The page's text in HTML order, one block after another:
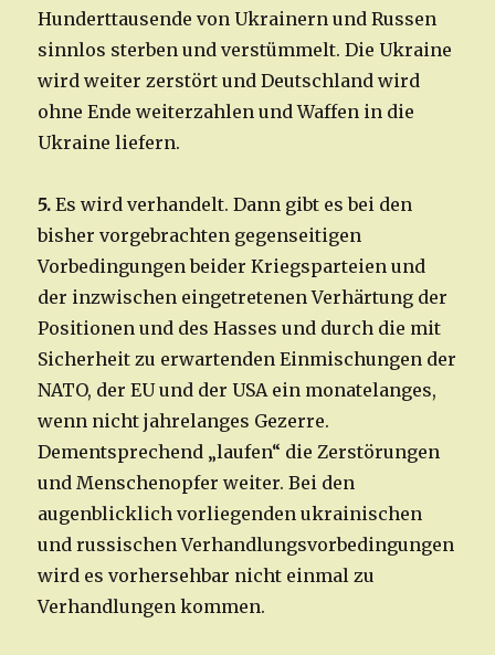
Hunderttausende von Ukrainern und Russen
sinnlos sterben und verstümmelt. Die Ukraine
wird weiter zerstört und Deutschland wird
ohne Ende weiterzahlen und Waffen in die
Ukraine liefern.
5. Es wird verhandelt. Dann gibt es bei den
bisher vorgebrachten gegenseitigen
Vorbedingungen beider Kriegsparteien und
der inzwischen eingetretenen Verhärtung der
Positionen und des Hasses und durch die mit
Sicherheit zu erwartenden Einmischungen der
NATO, der EU und der USA ein monatelanges,
wenn nicht jahrelanges Gezerre.
Dementsprechend „laufen“ die Zerstörungen
und Menschenopfer weiter. Bei den
augenblicklich vorliegenden ukrainischen
und russischen Verhandlungsvorbedingungen
wird es vorhersehbar nicht einmal zu
Verhandlungen kommen.